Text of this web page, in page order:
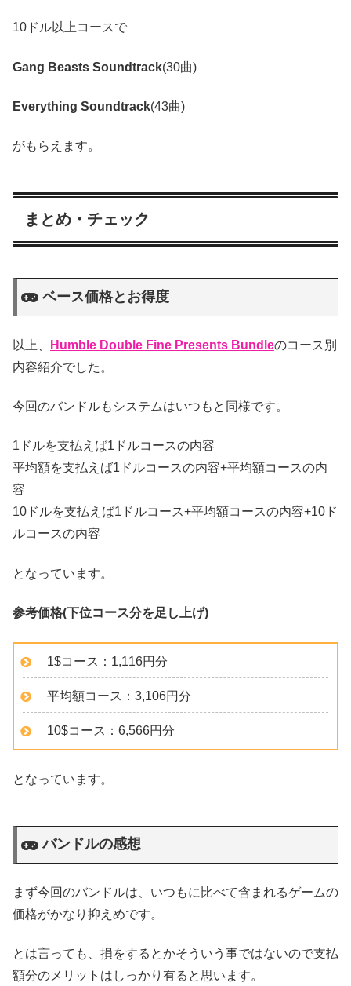
10ドル以上コースで
Gang Beasts Soundtrack(30曲)
Everything Soundtrack(43曲)
がもらえます。
まとめ・チェック
ベース価格とお得度
以上、 Humble Double Fine Presents Bundleのコース別
内容紹介でした。
今回のバンドルもシステムはいつもと同様です。
1ドルを支払えば1ドルコースの内容
平均額を支払えば1ドルコースの内容+平均額コースの内
容
10ドルを支払えば1ドルコース+平均額コースの内容+10ド
ルコースの内容
となっています。
参考価格(下位コース分を足し上げ)
1$コース：1,116円分
平均額コース：3,106円分
10$コース：6,566円分
となっています。
バンドルの感想
まず今回のバンドルは、いつもに比べて含まれるゲームの
価格がかなり抑えめです。
とは言っても、損をするとかそういう事ではないので支払
額分のメリットはしっかり有ると思います。